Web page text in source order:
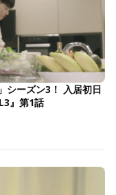
シーズン3！ 入居初日
』第1話